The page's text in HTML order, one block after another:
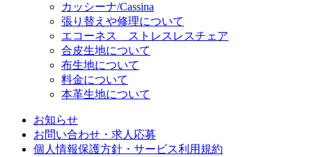
カッシーナ/Cassina
張り替えや修理について
エコーネス ストレスレスチェア
合皮生地について
布生地について
料金について
本革生地について
お知らせ
お問い合わせ・求人応募
個人情報保護方針・サービス利用規約